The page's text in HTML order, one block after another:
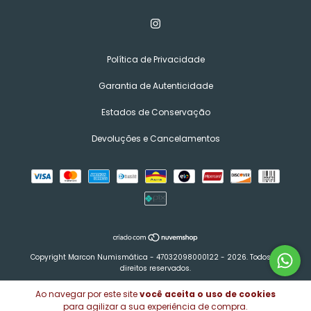
Ao navegar por este sitevocê aceita o uso de cookies
para agilizar a sua experiência de compra.
Política de Privacidade
Garantia de Autenticidade
Estados de Conservação
Devoluções e Cancelamentos
Copyright Marcon Numismática - 47032098000122 - 2026. Todos os
direitos reservados.